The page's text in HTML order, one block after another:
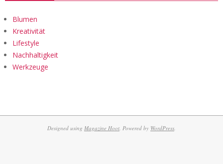
Blumen
Kreativität
Lifestyle
Nachhaltigkeit
Werkzeuge
Designed using Magazine Hoot. Powered by WordPress.